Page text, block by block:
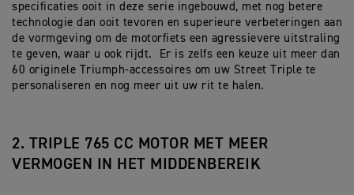
specificaties ooit in deze serie ingebouwd, met nog betere
technologie dan ooit tevoren en superieure verbeteringen aan
de vormgeving om de motorfiets een agressievere uitstraling
te geven, waar u ook rijdt. Er is zelfs een keuze uit meer dan
60 originele Triumph-accessoires om uw Street Triple te
personaliseren en nog meer uit uw rit te halen.
2. TRIPLE 765 CC MOTOR MET MEER
VERMOGEN IN HET MIDDENBEREIK